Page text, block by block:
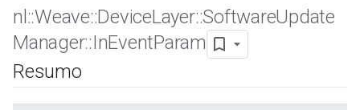
nl ::Weave::DeviceLayer::SoftwareUpdate
Manager::InEventParam
Resumo